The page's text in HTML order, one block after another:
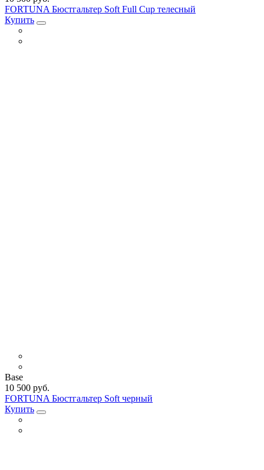
FORTUNA Бюстгальтер Soft Full Cup телесный
Купить
Base
10 500 руб.
FORTUNA Бюстгальтер Soft черный
Купить